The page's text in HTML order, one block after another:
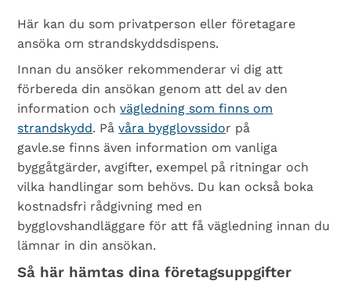
Här kan du som privatperson eller företagare
ansöka om strandskyddsdispens.
Innan du ansöker rekommenderar vi dig att
förbereda din ansökan genom att del av den
information ochvägledning som finns om
strandskydd. Påvåra bygglovssidor på
gavle.se finns även information om vanliga
byggåtgärder, avgifter, exempel på ritningar och
vilka handlingar som behövs. Du kan också boka
kostnadsfri rådgivning med en
bygglovshandläggare för att få vägledning innan du
lämnar in din ansökan.
Så här hämtas dina företagsuppgifter